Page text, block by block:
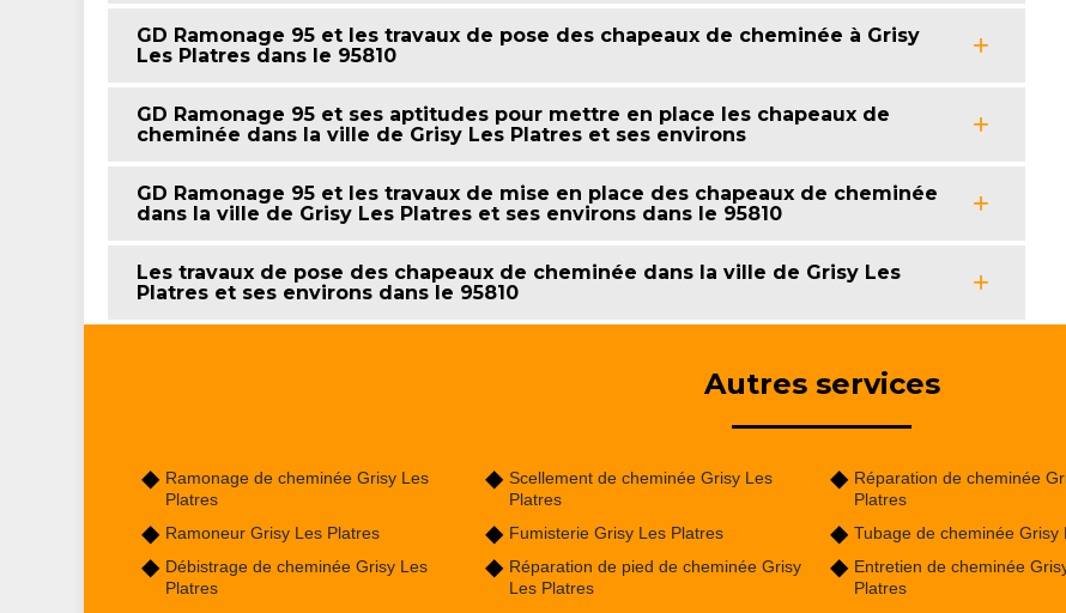
GD Ramonage 95 et les travaux de pose des chapeaux de cheminée à Grisy
Les Platres dans le 95810
GD Ramonage 95 et ses aptitudes pour mettre en place les chapeaux de
cheminée dans la ville de Grisy Les Platres et ses environs
GD Ramonage 95 et les travaux de mise en place des chapeaux de cheminée
dans la ville de Grisy Les Platres et ses environs dans le 95810
Les travaux de pose des chapeaux de cheminée dans la ville de Grisy Les
Platres et ses environs dans le 95810
Autres services
Ramonage de cheminée Grisy Les
Platres
Ramoneur Grisy Les Platres
Débistrage de cheminée Grisy Les
Platres
Scellement de cheminée Grisy Les
Platres
Fumisterie Grisy Les Platres
Réparation de pied de cheminée Grisy
Les Platres
Réparation de cheminée
Platres
Tubage de cheminée Grisy
Entretien de cheminée
Platres